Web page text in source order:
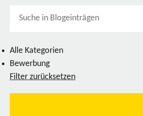
Alle Kategorien
Bewerbung
Filter zurücksetzen